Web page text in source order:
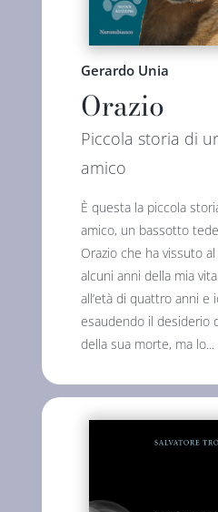
Gerardo Unia
Orazio
Piccola storia di
amico
È questa la piccola
amico, un bassotto
Orazio che ha vissuto
alcuni anni della mia
all’età di quattro anni e
esaudendo il desiderio
della sua morte, ma lo...